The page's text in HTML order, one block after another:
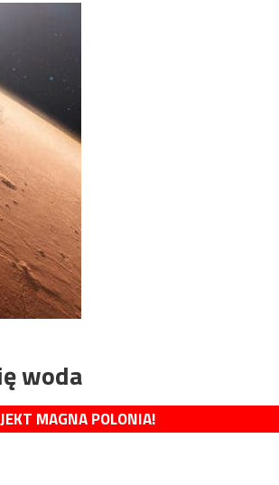
woda
MAGNA POLONIA!